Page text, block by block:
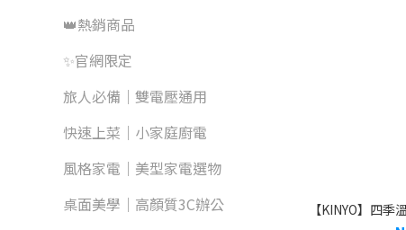
👑熱銷商品
✨官網限定
旅人必備｜雙電壓通用
快速上菜｜小家庭廚電
風格家電｜美型家電選物
桌面美學｜高顏質3C辦公
【KINYO】四